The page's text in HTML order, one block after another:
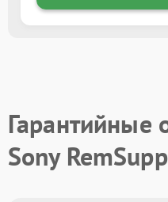
Гарантийные
Sony